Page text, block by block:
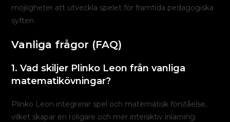
möjligheter att utveckla spelet för framtida pedagogiska
syften.
Vanliga frågor (FAQ)
1. Vad skiljer Plinko Leon från vanliga
matematikövningar?
Plinko Leon integrerar spel och matematisk förståelse,
vilket skapar en roligare och mer interaktiv inlärning